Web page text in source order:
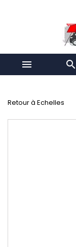
 
Retour à Echelles